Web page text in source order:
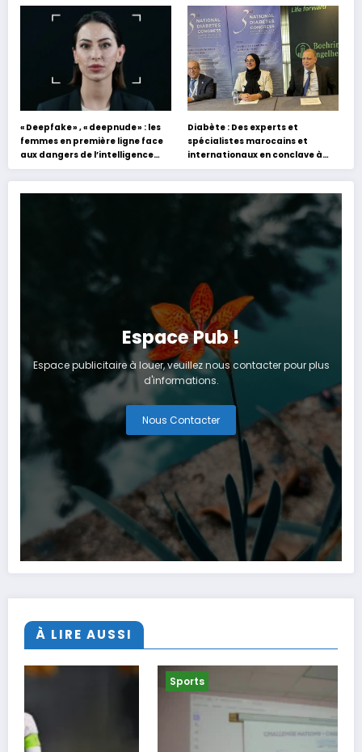
s’appuyant sur le partage des
expériences »
Hafez
« Deepfake » , « deepnude » : les
femmes en première ligne face
aux dangers de l’intelligence
artificielle
Diabète : Des experts et
spécialistes marocains et
internationaux en conclave à
Tanger
Espace Pub !
Espace publicitaire à louer, veuillez nous contacter pour plus
d'informations.
Nous Contacter
À LIRE AUSSI